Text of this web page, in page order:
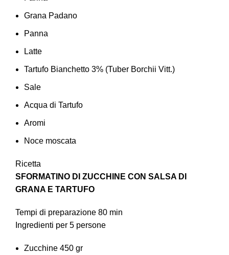
Grana Padano
Panna
Latte
Tartufo Bianchetto 3% (Tuber Borchii Vitt.)
Sale
Acqua di Tartufo
Aromi
Noce moscata
Ricetta
SFORMATINO DI ZUCCHINE CON SALSA DI
GRANA E TARTUFO
Tempi di preparazione 80 min
Ingredienti per 5 persone
Zucchine 450 gr